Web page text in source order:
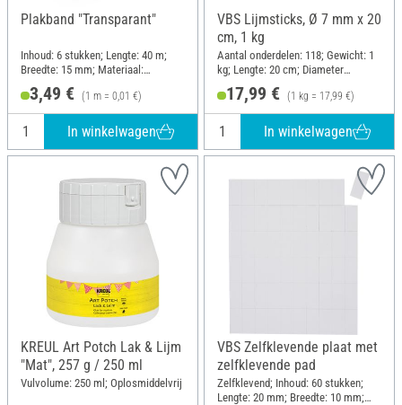
Plakband "Transparant"
Inhoud: 6 stukken; Lengte: 40 m;
Breedte: 15 mm; Materiaal:
3,49 € (1 m = 0,01 €)
In winkelwagen
VBS Lijmsticks, Ø 7 mm x 20
cm, 1 kg
Aantal onderdelen: 118; Gewicht: 1
kg; Lengte: 20 cm; Diameter
17,99 € (1 kg = 17,99 €)
In winkelwagen
KREUL Art Potch Lak & Lijm
"Mat", 257 g / 250 ml
Vulvolume: 250 ml; Oplosmiddelvrij
VBS Zelfklevende plaat met
zelfklevende pad
Zelfklevend; Inhoud: 60 stukken;
Lengte: 20 mm; Breedte: 10 mm;